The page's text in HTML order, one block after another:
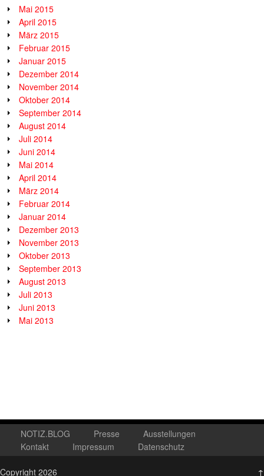
Mai 2015
April 2015
März 2015
Februar 2015
Januar 2015
Dezember 2014
November 2014
Oktober 2014
September 2014
August 2014
Juli 2014
Juni 2014
Mai 2014
April 2014
März 2014
Februar 2014
Januar 2014
Dezember 2013
November 2013
Oktober 2013
September 2013
August 2013
Juli 2013
Juni 2013
Mai 2013
NOTIZ.BLOG Presse
Ausstellungen
Kontakt
Impressum Datenschutz
Copyright 2026 ↑